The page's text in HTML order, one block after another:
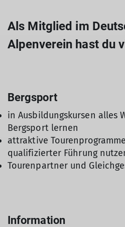
Als Mitglied im
Alpenverein hast du
Bergsport
in Ausbildungskursen alles
Bergsport lernen
attraktive
qualifizierter Führung
Tourenpartner und
Information